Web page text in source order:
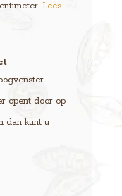
Lees
opent door op
dan kunt u